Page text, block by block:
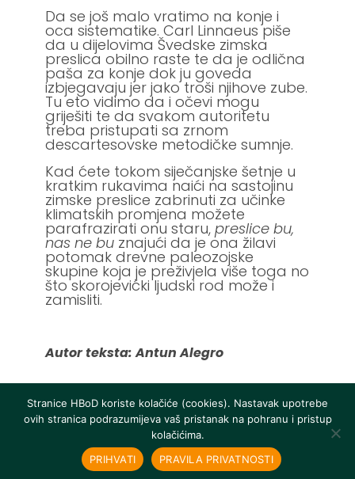
Da se još malo vratimo na konje i
oca sistematike. Carl Linnaeus piše
da u dijelovima Švedske zimska
preslica obilno raste te da je odlična
paša za konje dok ju goveda
izbjegavaju jer jako troši njihove zube.
Tu eto vidimo da i očevi mogu
griješiti te da svakom autoritetu
treba pristupati sa zrnom
descartesovske metodičke sumnje.
Kad ćete tokom siječanjske šetnje u
kratkim rukavima naići na sastojinu
zimske preslice zabrinuti za učinke
klimatskih promjena možete
parafrazirati onu staru,preslice bu,
nas ne bu znajući da je ona žilavi
potomak drevne paleozojske
skupine koja je preživjela više toga no
što skorojevićki ljudski rod može i
zamisliti.
Autor teksta: Antun Alegro
©2026 Ι HBoD
Stranice HBoD koriste kolačiće (cookies). Nastavak upotrebe
ovih stranica podrazumijeva vaš pristanak na pohranu i pristup
kolačićima.
PRIHVATI
PRAVILA PRIVATNOSTI